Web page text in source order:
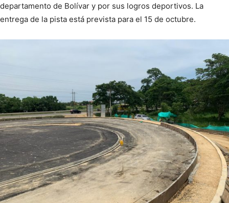
departamento de Bolívar y por sus logros deportivos. La
entrega de la pista está prevista para el 15 de octubre.